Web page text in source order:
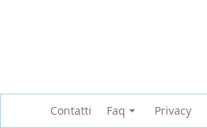
Contatti Faq Privacy